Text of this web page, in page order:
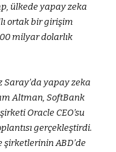
ülkede yapay zeka
ortak bir girişim
milyar dolarlık
Saray’da yapay zeka
Altman, SoftBank
Oracle CEO’su
gerçekleştirdi.
şirketlerinin ABD’de